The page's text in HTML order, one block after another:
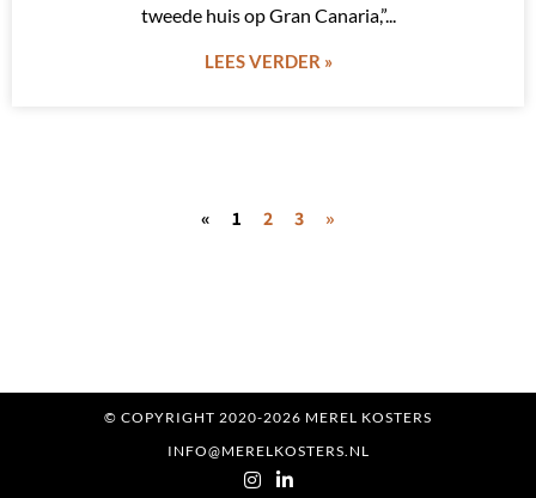
tweede huis op Gran Canaria,”
LEES VERDER »
« 1 2 3 »
© COPYRIGHT 2020-2026 MEREL KOSTERS
INFO@MERELKOSTERS.NL